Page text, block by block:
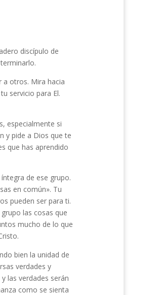
discípulo de
a otros. Mira hacia
servicio para El.
especialmente si
y pide a Dios que te
que has aprendido
de ese grupo.
en común». Tu
pueden ser para ti.
las cosas que
mucho de lo que
bien la unidad de
verdades y
las verdades serán
como se sienta